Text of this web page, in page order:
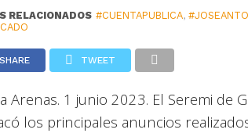
RELACIONADOS #CUENTAPUBLICA,
SHARE TWEET
Arenas. 1 junio 2023. El Seremi de
los principales anuncios